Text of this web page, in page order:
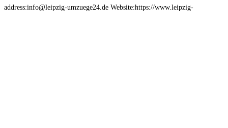
address:info@leipzig-umzuege24.de Website:https://www.leipzig-